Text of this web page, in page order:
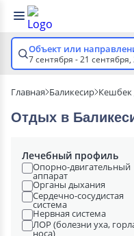
Объект или
7 сентября - 21 сентября,
Главная Баликесир Кешбек
Отдых в
Лечебный профиль
Опорно-двигательный
аппарат
Органы дыхания
Сердечно-сосудистая
система
Нервная система
ЛОР (болезни уха,
носа)